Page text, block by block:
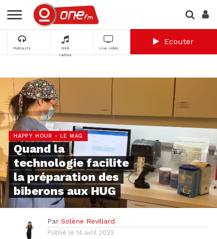
Podcasts
Web
radios
Live vidéo
Ecouter
HAPPY HOUR - LE MAG
Quand la
technologie facilite
la préparation des
biberons aux HUG
Par Solène Revillard
Publié le 14 avril 2025